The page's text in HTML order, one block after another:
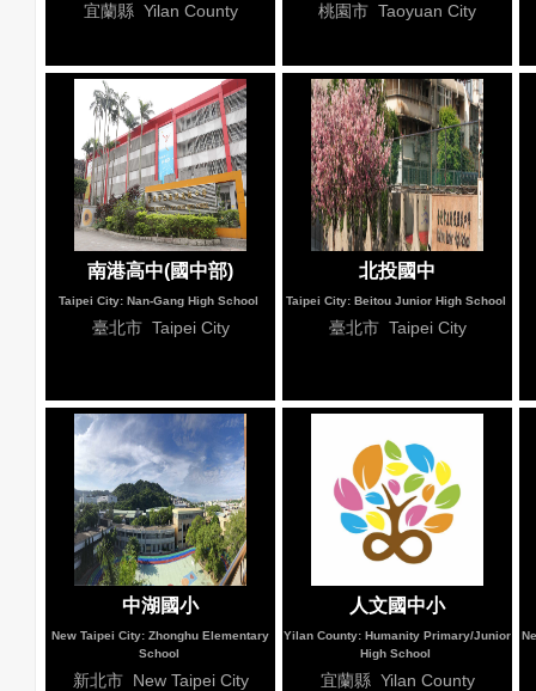
宜蘭縣 Yilan County 桃園市 Taoyuan City
南港高中(國中部)
Taipei City: Nan-Gang High School
臺北市 Taipei City
北投國中
Taipei City: Beitou Junior High School
臺北市 Taipei City
中湖國小
New Taipei City: Zhonghu Elementary
School
新北市 New Taipei City
人文國中小
Yilan County: Humanity Primary/Junior
High School
宜蘭縣 Yilan County